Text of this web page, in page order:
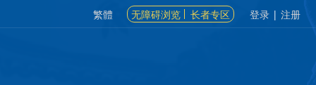
繁體 无障碍浏览 长者专区 登录 | 注册